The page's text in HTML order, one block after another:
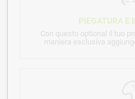
PIEGATURA E
Con questo optional il tuo
maniera esclusiva